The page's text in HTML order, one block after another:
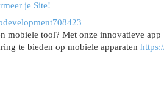
je Site!
mobiele tool? Met onze innovatieve
te bieden op mobiele apparaten